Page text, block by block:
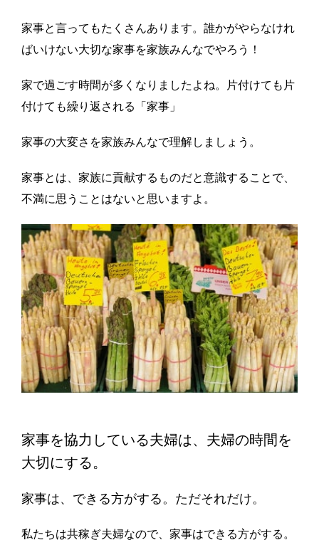
家事と言ってもたくさんあります。誰かがやらなけれ
ばいけない大切な家事を家族みんなでやろう！
家で過ごす時間が多くなりましたよね。片付けても片
付けても繰り返される「家事」
家事の大変さを家族みんなで理解しましょう。
家事とは、家族に貢献するものだと意識することで、
不満に思うことはないと思いますよ。
家事を協力している夫婦は、夫婦の時間を
大切にする。
家事は、できる方がする。ただそれだけ。
私たちは共稼ぎ夫婦なので、家事はできる方がする。